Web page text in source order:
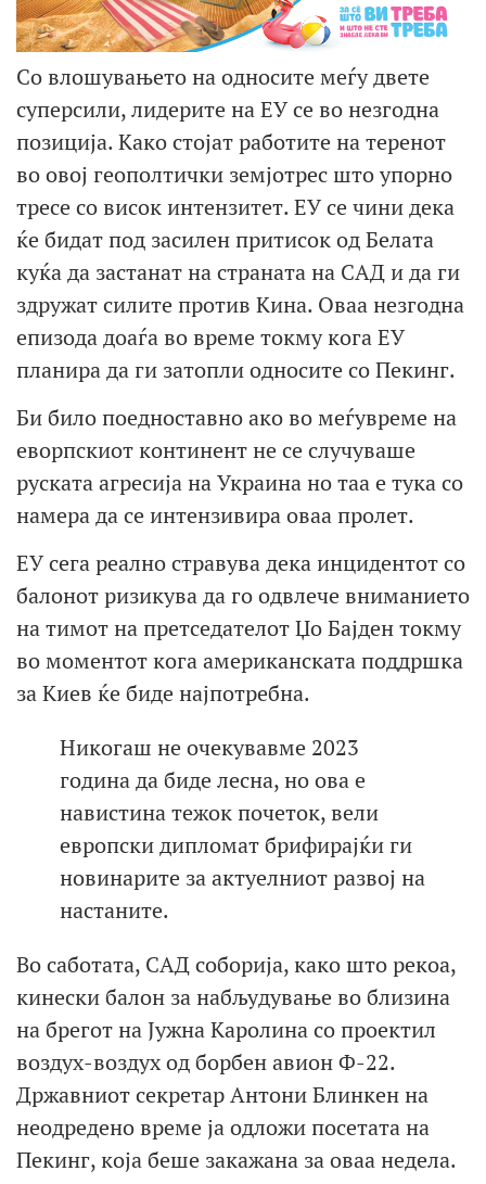
Со влошувањето на односите меѓу двете
суперсили, лидерите на ЕУ се во незгодна
позиција. Како стојат работите на теренот
во овој геополтички земјотрес што упорно
тресе со висок интензитет. ЕУ се чини дека
ќе бидат под засилен притисок од Белата
куќа да застанат на страната на САД и да ги
здружат силите против Кина. Оваа незгодна
епизода доаѓа во време токму кога ЕУ
планира да ги затопли односите со Пекинг.
Би било поедноставно ако во меѓувреме на
еворпскиот континент не се случуваше
руската агресија на Украина но таа е тука со
намера да се интензивира оваа пролет.
ЕУ сега реално стравува дека инцидентот со
балонот ризикува да го одвлече вниманието
на тимот на претседателот Џо Бајден токму
во моментот кога американската поддршка
за Киев ќе биде најпотребна.
Никогаш не очекувавме 2023
година да биде лесна, но ова е
навистина тежок почеток, вели
европски дипломат брифирајќи ги
новинарите за актуелниот развој на
настаните.
Во саботата, САД соборија, како што рекоа,
кинески балон за набљудување во близина
на брегот на Јужна Каролина со проектил
воздух-воздух од борбен авион Ф-22.
Државниот секретар Антони Блинкен на
неодредено време ја одложи посетата на
Пекинг, која беше закажана за оваа недела.